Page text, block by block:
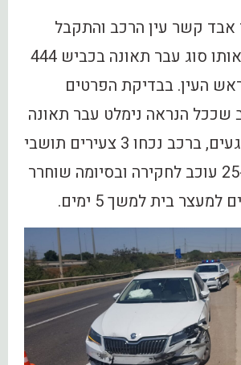
אבד קשר עין הרכב והתקבל
דיווח כי רכב מאותו סוג עבר תאונה בכביש 444
העין. בבדיקת הפרטים
שככל הנראה נימלט עבר תאונה
עצמית ללא נפגעים, ברכב נכחו 3 צעירים תושבי
לוד, הנהג בן ה-25 עוכב לחקירה ובסיומה שוחרר
בית למשך 5 ימים.